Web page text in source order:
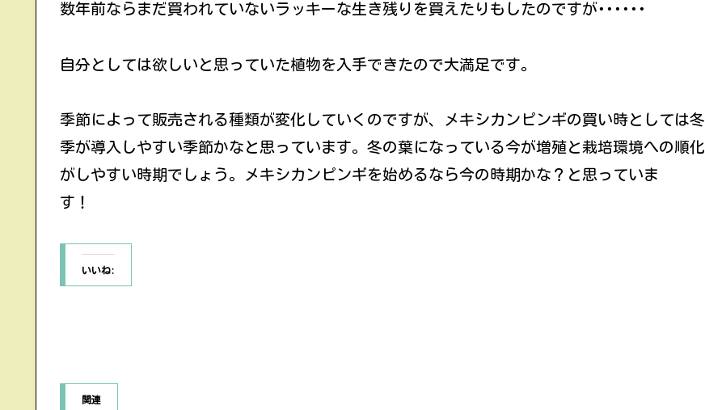
数年前ならまだ買われていないラッキーな生き残りを買えたりもしたのですが･･････
自分としては欲しいと思っていた植物を入手できたので大満足です。
季節によって販売される種類が変化していくのですが、メキシカンピンギの買い時としては冬
季が導入しやすい季節かなと思っています。冬の葉になっている今が増殖と栽培環境への順化
がしやすい時期でしょう。メキシカンピンギを始めるなら今の時期かな？と思っていま
す！
いいね:
関連